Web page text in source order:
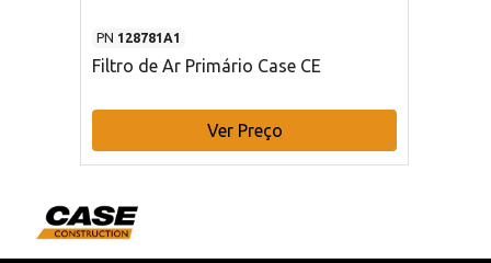
PN 128781A1
Filtro de Ar Primário Case CE
Ver Preço